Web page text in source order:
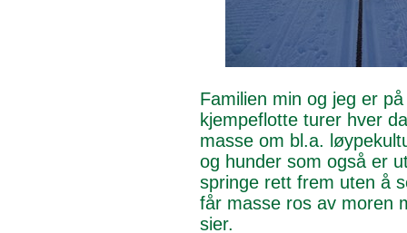
Familien min og jeg er
kjempeflotte turer hver
masse om bl.a.
og hunder som også er
springe rett frem uten å
får masse ros av moren
sier.